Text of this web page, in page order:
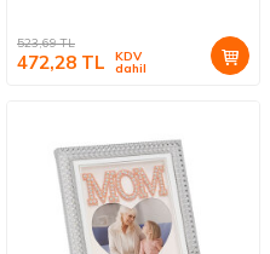
523,69TL
472,28 TL KDV
dahil